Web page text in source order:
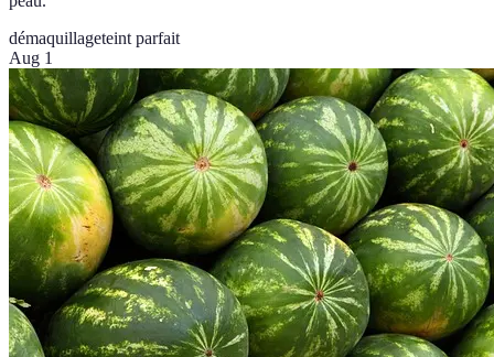
démaquillageteint parfait
Aug 1